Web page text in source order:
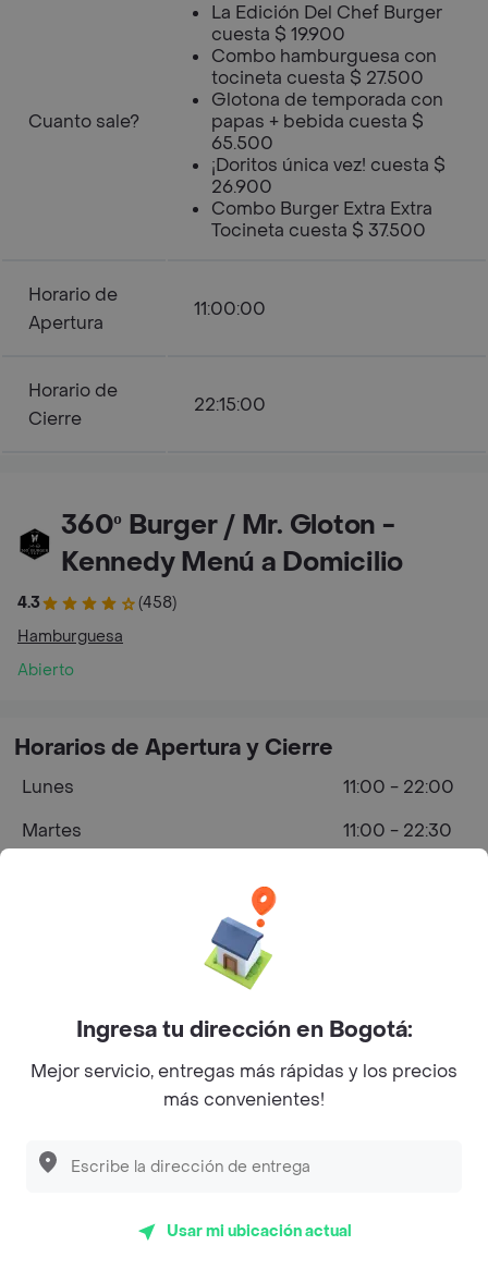
Cuanto sale?
La Edición Del Chef Burger
cuesta $ 19.900
Combo hamburguesa con
tocineta cuesta $ 27.500
Glotona de temporada con
papas + bebida cuesta $
65.500
¡Doritos única vez! cuesta $
26.900
Combo Burger Extra Extra
Tocineta cuesta $ 37.500
Horario de
Apertura
11:00:00
Horario de
Cierre
22:15:00
360º Burger / Mr. Gloton -
Kennedy Menú a Domicilio
4.3
(458)
Hamburguesa
Abierto
¿Dónde comprar Hamburguesa en
Horarios de Apertura y Cierre
Lunes
11:00 - 22:00
Martes
11:00 - 22:30
Domingo
11:00 - 22:15
Ingresa tu dirección en Bogotá:
Mejor servicio, entregas más rápidas y los precios
más convenientes!
Usar mi ubicación actual